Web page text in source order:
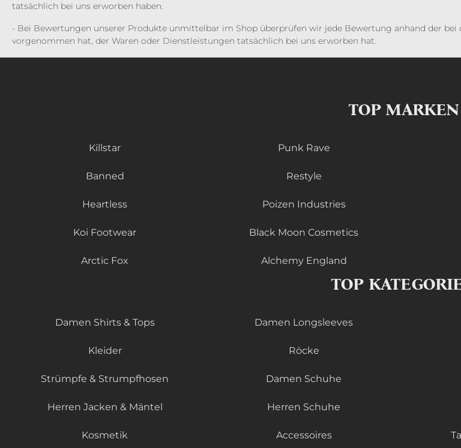
tatsächlich bei uns erworben haben.
- Bei Bewertungen unserer Produkte unmittelbar im Shop überprüfen wir jede Bewertung anhand der
vorgenommen hat, der Waren oder Dienstleistungen tatsächlich bei uns erworben hat.
TOP MARKEN
Killstar Punk Rave
Banned Restyle
Heartless Poizen Industries
Koi Footwear Black Moon Cosmetics
Arctic Fox Alchemy England
TOP
Damen Shirts & Tops Damen Longsleeves
Kleider Röcke
Strümpfe & Strumpfhosen Damen Schuhe
Herren Jacken & Mäntel Herren Schuhe
Kosmetik Accessoires